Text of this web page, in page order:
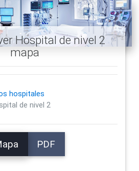
Hospital de nivel 2
mapa
hospitales
de nivel 2
PDF